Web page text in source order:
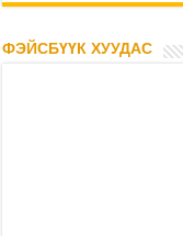
ФЭЙСБҮҮК ХУУДАС